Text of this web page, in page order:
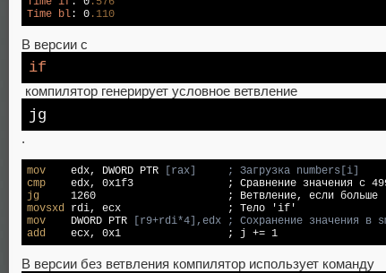
Time
bl: 0 .110
В версии с
if
компилятор генерирует условное ветвление
jg
.
mov
    edx, DWORD PTR
[rax]     ; Загрузка numbers[i]
cmp
jg
movsxd
mov
    DWORD PTR
[r9+rdi*4],edx ; Сохранение значения в
add
    ecx, 0x1                 ; j += 1
В версии без ветвления компилятор использует команду